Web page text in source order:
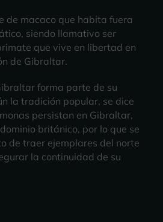
de macaco que habita fuera
siendo llamativo ser
que vive en libertad en
de Gibraltar.
forma parte de su
la tradición popular, se dice
persistan en Gibraltar,
británico, por lo que se
de traer ejemplares del norte
la continuidad de su